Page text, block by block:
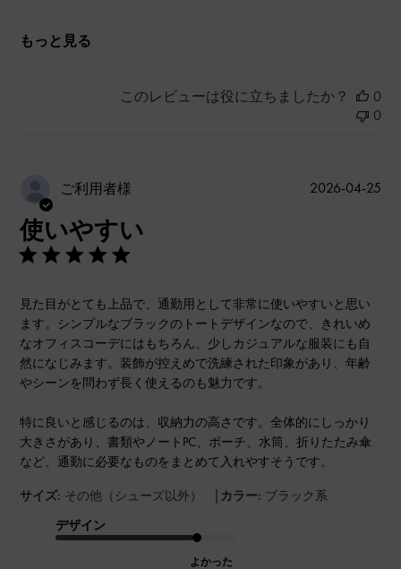
もっと見る
このレビューは役に立ちましたか？
0
0
ご利用者様
使いやすい
見た目がとても上品で、通勤用として非常に使いやすいと思い
ます。シンプルなブラックのトートデザインなので、きれいめ
なオフィスコーデにはもちろん、少しカジュアルな服装にも自
然になじみます。装飾が控えめで洗練された印象があり、年齢
やシーンを問わず長く使えるのも魅力です。
特に良いと感じるのは、収納力の高さです。全体的にしっかり
大きさがあり、書類やノートPC、ポーチ、水筒、折りたたみ傘
など、通勤に必要なものをまとめて入れやすそうです。
サイズ: その他（シューズ以外） | カラー: ブラック系
デザイン
よかった
公
2026-04-25